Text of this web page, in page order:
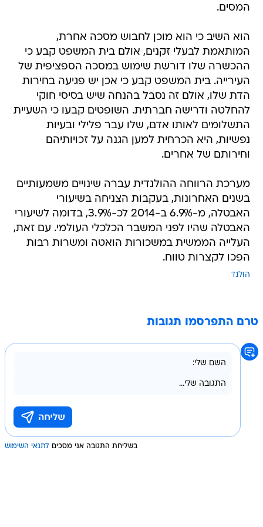
המסים.
הוא השיב כי הוא מוכן לחבוש מסכה אחרת,
המותאמת לבעלי זקנים, אולם בית המשפט קבע כי
ההכשרה שלו דורשת שימוש במסכה הספציפית של
העירייה. בית המשפט קבע כי אכן יש פגיעה בחירות
הדת שלו, אולם זה נסבל בהנחה שיש בסיסי חוקי
להחלטה ודרישה חברתית. השופטים קבעו כי השעיית
התשלומים לאותו אדם, שלו עבר פלילי ובעיות
נפשיות, היא הכרחית למען הגנה על זכויותיהם
וחירותם של אחרים.
מערכת הרווחה ההולנדית עברה שינויים משמעותיים
בשנים האחרונות, בעקבות הצניחה בשיעורי
האבטלה, מ-6.9% ב-2014 לכ-3.9%, בדומה לשיעורי
האבטלה שהיו לפני המשבר הכלכלי העולמי. עם זאת,
העלייה הממשית במשכורות הואטה ומשרות רבות
הפכו לקצרות טווח.
הולנד
טרם התפרסמו תגובות
בשליחת התגובה אני מסכים לתנאי השימוש